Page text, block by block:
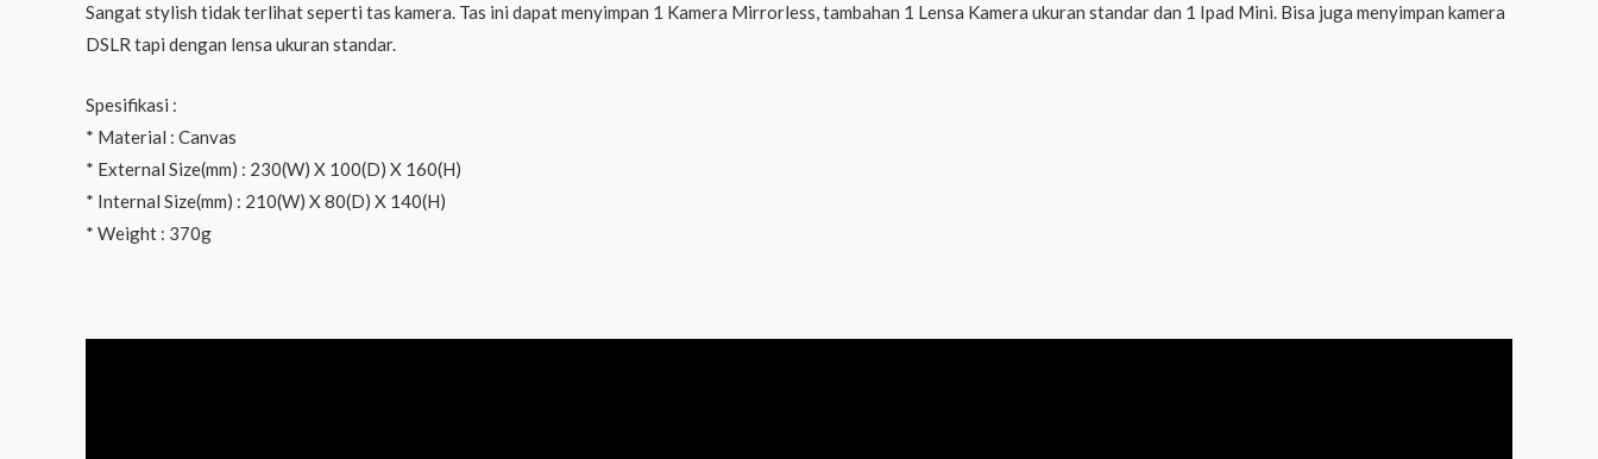
Sangat stylish tidak terlihat seperti tas kamera. Tas ini dapat menyimpan 1 Kamera Mirrorless, tambahan 1 Lensa Kamera ukuran standar dan 1 Ipad Mini. Bisa juga menyimpan kamera
DSLR tapi dengan lensa ukuran standar.
Spesifikasi :
* Material : Canvas
* External Size(mm) : 230(W) X 100(D) X 160(H)
* Internal Size(mm) : 210(W) X 80(D) X 140(H)
* Weight : 370g